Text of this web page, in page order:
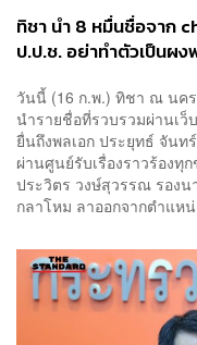
ทิชา นำ 8 หมื่นชื่อจาก
ป.ป.ช. อย่าทำตัวเป็นผ
วันนี้ (16 ก.พ.) ทิชา ณ นค
นำรายชื่อที่รวบรวมผ่านเว็
ยื่นถึงพลเอก ประยุทธ์ จัน
ผ่านศูนย์รับเรื่องราวร้องทุ
ประวิตร วงษ์สุวรรณ รองน
กลาโหม ลาออกจากตำแห